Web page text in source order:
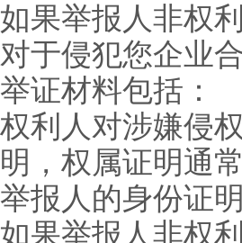
如果举报人非权
对于侵犯您企业
举证材料包括：
权利人对涉嫌侵
明，权属证明通
举报人的身份证
如果举报人非权